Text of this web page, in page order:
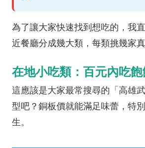
為了讓大家快速找到想吃的，我
近餐廳分成幾大類，每類挑幾家
在地小吃類：百元內吃飽
這應該是大家最常搜尋的「高雄
型吧？銅板價就能滿足味蕾，特
生。